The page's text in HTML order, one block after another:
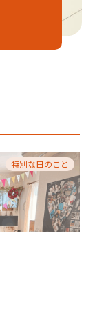
特別な日のこと